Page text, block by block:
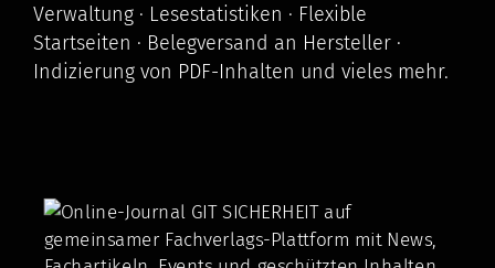
Verwaltung · Lesestatistiken · Flexible
Startseiten · Belegversand an Hersteller ·
Indizierung von PDF-Inhalten und vieles mehr.